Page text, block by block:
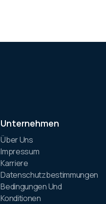
Unternehmen
Über Uns
Impressum
Karriere
Datenschutzbestimmungen
Bedingungen Und
Konditionen